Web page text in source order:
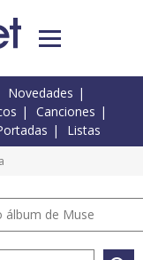
Novedades
Canciones
Listas
álbum de Muse